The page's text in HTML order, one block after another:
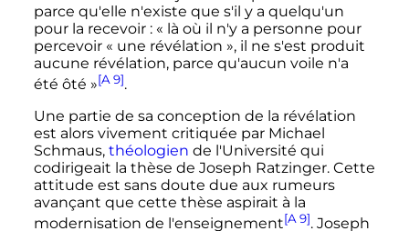
parce qu'elle n'existe que s'il y a quelqu'un
pour la recevoir : « là où il n'y a personne pour
percevoir « une révélation », il ne s'est produit
aucune révélation, parce qu'aucun voile n'a
été ôté »[A 9].
Une partie de sa conception de la révélation
est alors vivement critiquée par Michael
Schmaus, théologien de l'Université qui
codirigeait la thèse de Joseph Ratzinger. Cette
attitude est sans doute due aux rumeurs
avançant que cette thèse aspirait à la
modernisation de l'enseignement[A 9]. Joseph